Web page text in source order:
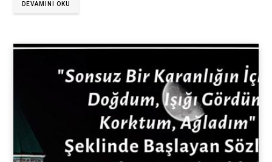
DEVAMINI OKU